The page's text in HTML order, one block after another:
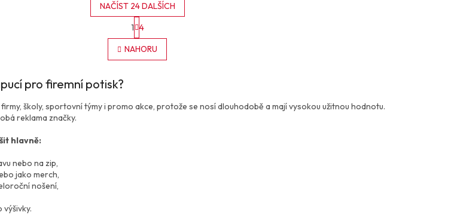
O
v
c
í
NAČÍST 24 DALŠÍCH
S
t
r
á
n
á
n
1 4
NAHORU
pro firemní potisk?
školy, sportovní týmy i promo akce, protože se nosí dlouhodobě a mají vysokou užitnou hodnotu.
reklama značky.
hlavně:
nebo na zip,
jako merch,
nošení,